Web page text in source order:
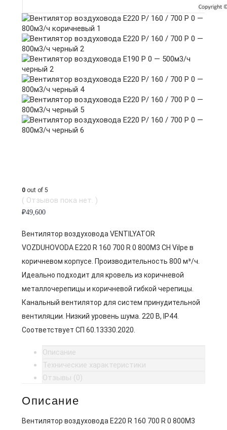
0 out of 5
( Отзывов пока нет. )
₽49,600
Вентилятор воздуховода VENTILYATOR
VOZDUHOVODA E220 R 160 700 R 0 800M3 CH Vilpe в
коричневом корпусе. Производительность 800 м³/ч.
Идеально подходит для кровель из коричневой
металлочерепицы и коричневой гибкой черепицы.
Канальный вентилятор для систем принудительной
вентиляции. Низкий уровень шума. 220 В, IP44.
Соответствует СП 60.13330.2020.
Описание
Технические характеристики
Отзывы (0)
Описание
Вентилятор воздуховода E220 R 160 700 R 0 800M3